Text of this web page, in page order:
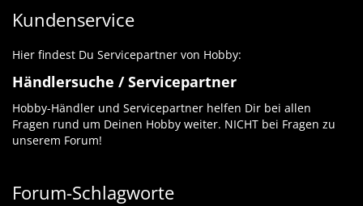
Kundenservice
Hier findest Du Servicepartner von Hobby:
Händlersuche / Servicepartner
Hobby-Händler und Servicepartner helfen Dir bei allen
Fragen rund um Deinen Hobby weiter. NICHT bei Fragen zu
unserem Forum!
Forum-Schlagworte